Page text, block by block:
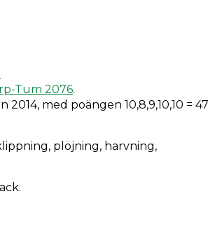
Tum 2076.
med poängen 10,8,9,10,10 = 47
plöjning, harvning,